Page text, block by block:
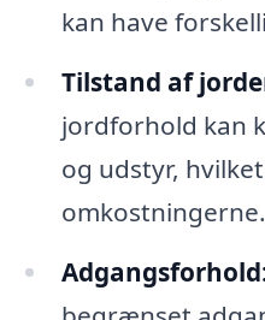
kan have
Tilstand af
jordforhold kan
og udstyr,
omkostningerne.